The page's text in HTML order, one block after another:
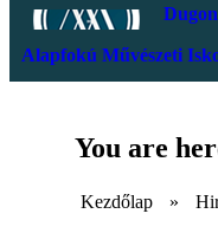
Alapfokú Művészeti
You are
Kezdőlap »